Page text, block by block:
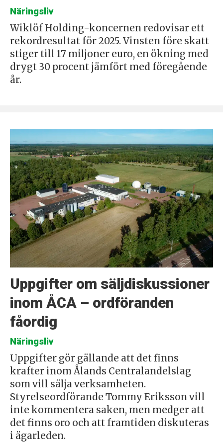
Näringsliv
Wiklöf Holding-koncernen redovisar ett
rekordresultat för 2025. Vinsten före skatt
stiger till 17 miljoner euro, en ökning med
drygt 30 procent jämfört med föregående
år.
Uppgifter om säljdiskussioner
inom ÅCA – ordföranden
fåordig
Näringsliv
Uppgifter gör gällande att det finns
krafter inom Ålands Centralandelslag
som vill sälja verksamheten.
Styrelseordförande Tommy Eriksson vill
inte kommentera saken, men medger att
det finns oro och att framtiden diskuteras
i ägarleden.